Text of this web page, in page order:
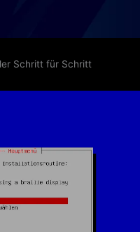
Schritt für Schritt